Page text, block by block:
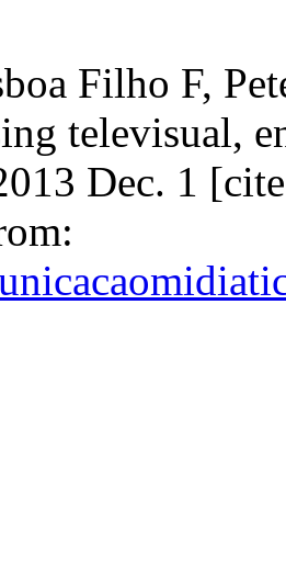
Filho F,
televisual,
Dec. 1